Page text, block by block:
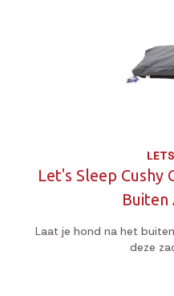
Let's Sleep Cushy
Buiten
Laat je hond na het
deze